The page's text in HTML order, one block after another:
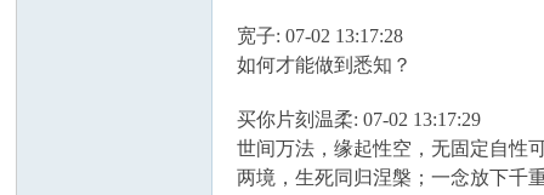
宽子: 07-02 13:17:28
如何才能做到悉知？
买你片刻温柔: 07-02 13:17:29
世间万法，缘起性空，无固定自性
两境，生死同归涅槃；一念放下千